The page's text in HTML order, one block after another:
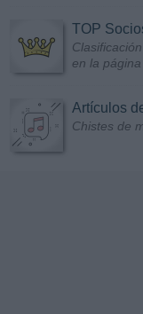
TOP
en la página
Artículos
Chistes de